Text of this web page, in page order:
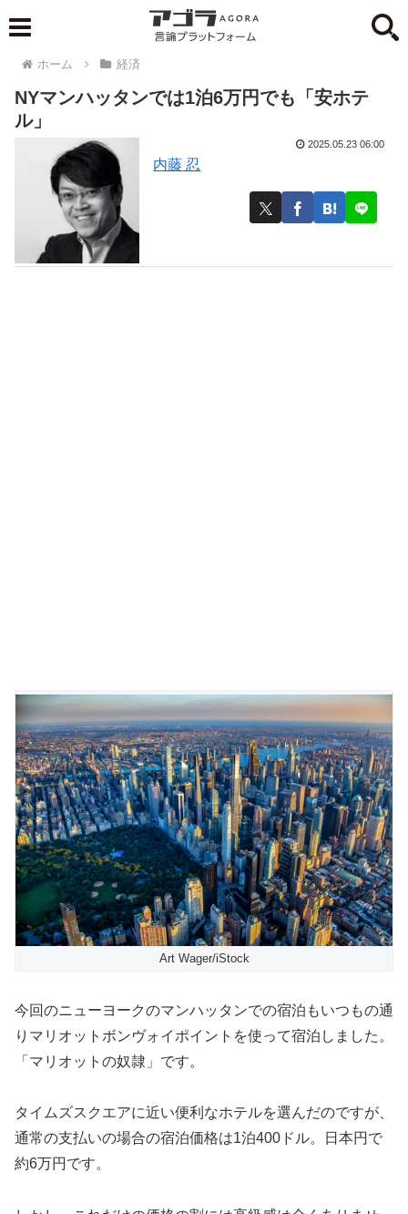
ホーム 経済
NYマンハッタンでは1泊6万円でも「安ホテ
ル」
内藤 忍
2025.05.23 06:00
Art Wager/iStock
今回のニューヨークのマンハッタンでの宿泊もいつもの通
りマリオットボンヴォイポイントを使って宿泊しました。
「マリオットの奴隷」です。
タイムズスクエアに近い便利なホテルを選んだのですが、
通常の支払いの場合の宿泊価格は1泊400ドル。日本円で
約6万円です。